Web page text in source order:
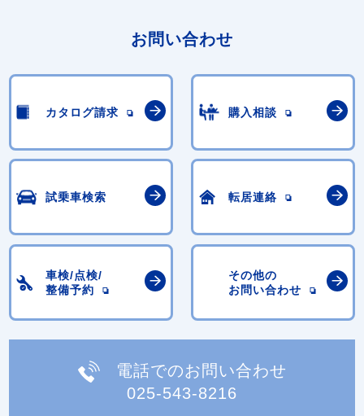
お問い合わせ
カタログ請求 購入相談
試乗車検索 転居連絡
車検/点検/
整備予約
その他の
お問い合わせ
電話でのお問い合わせ
025-543-8216